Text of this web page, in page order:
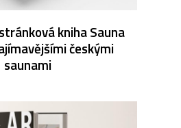
kniha Sauna
českými
saunami